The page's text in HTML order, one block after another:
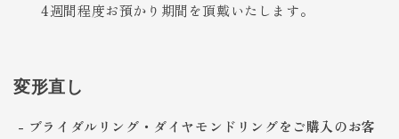
4週間程度お預かり期間を頂戴いたします。
変形直し
- ブライダルリング・ダイヤモンドリングをご購入のお客